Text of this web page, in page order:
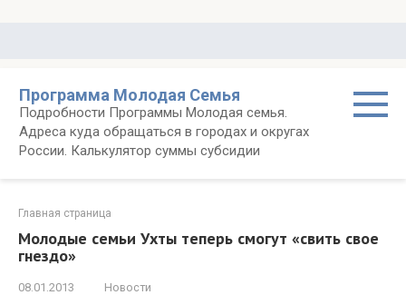
Программа Молодая Семья
Подробности Программы Молодая семья.
Адреса куда обращаться в городах и округах
России. Калькулятор суммы субсидии
Главная страница
Молодые семьи Ухты теперь смогут «свить свое
гнездо»
08.01.2013 Новости